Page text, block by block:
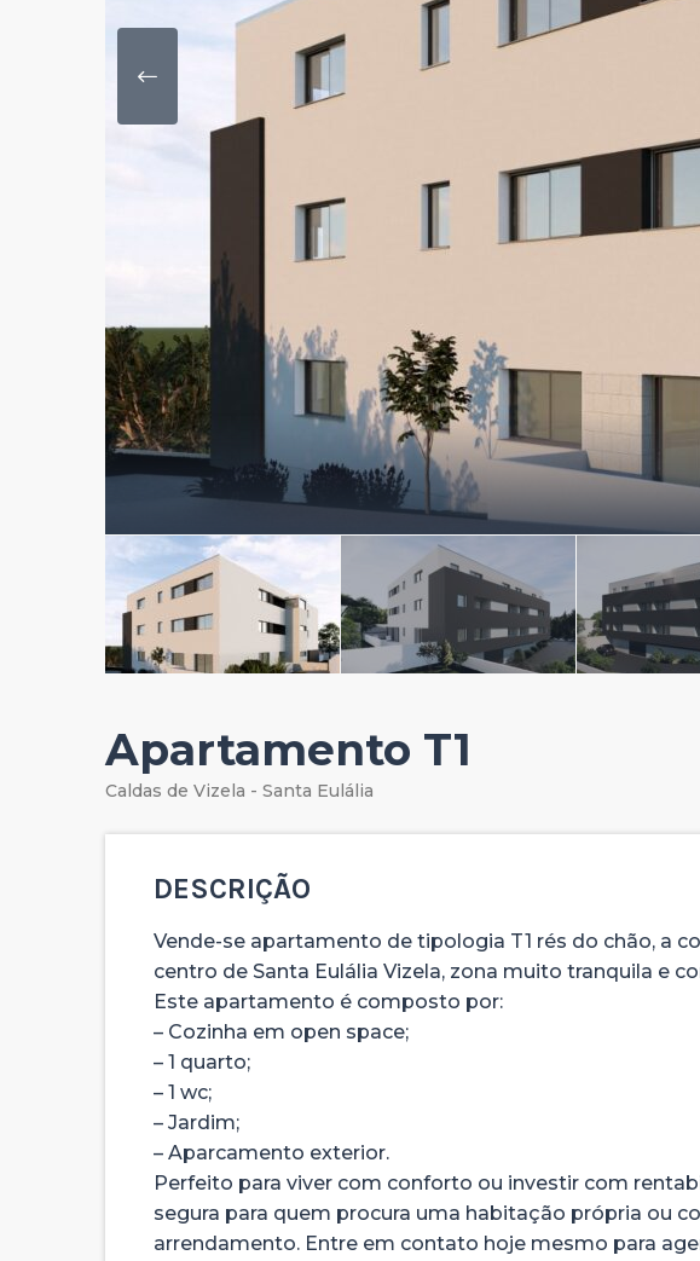
Apartamento T1
Caldas de Vizela - Santa Eulália
DESCRIÇÃO
Vende-se apartamento de tipologia T1 rés do chão, a
centro de Santa Eulália Vizela, zona muito tranquila e
Este apartamento é composto por:
– Cozinha em open space;
– 1 quarto;
– 1 wc;
– Jardim;
– Aparcamento exterior.
Perfeito para viver com conforto ou investir com
segura para quem procura uma habitação própria ou
arrendamento. Entre em contato hoje mesmo para